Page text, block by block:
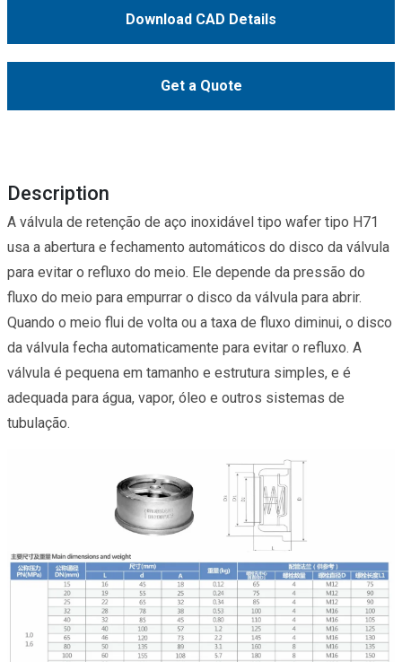
Download CAD Details
Get a Quote
Description
A válvula de retenção de aço inoxidável tipo wafer tipo H71
usa a abertura e fechamento automáticos do disco da válvula
para evitar o refluxo do meio. Ele depende da pressão do
fluxo do meio para empurrar o disco da válvula para abrir.
Quando o meio flui de volta ou a taxa de fluxo diminui, o disco
da válvula fecha automaticamente para evitar o refluxo. A
válvula é pequena em tamanho e estrutura simples, e é
adequada para água, vapor, óleo e outros sistemas de
tubulação.